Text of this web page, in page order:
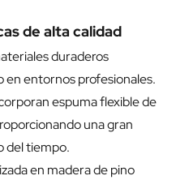
de alta calidad
duraderos
en entornos profesionales.
espuma flexible de
una gran
del tiempo.
en madera de pino